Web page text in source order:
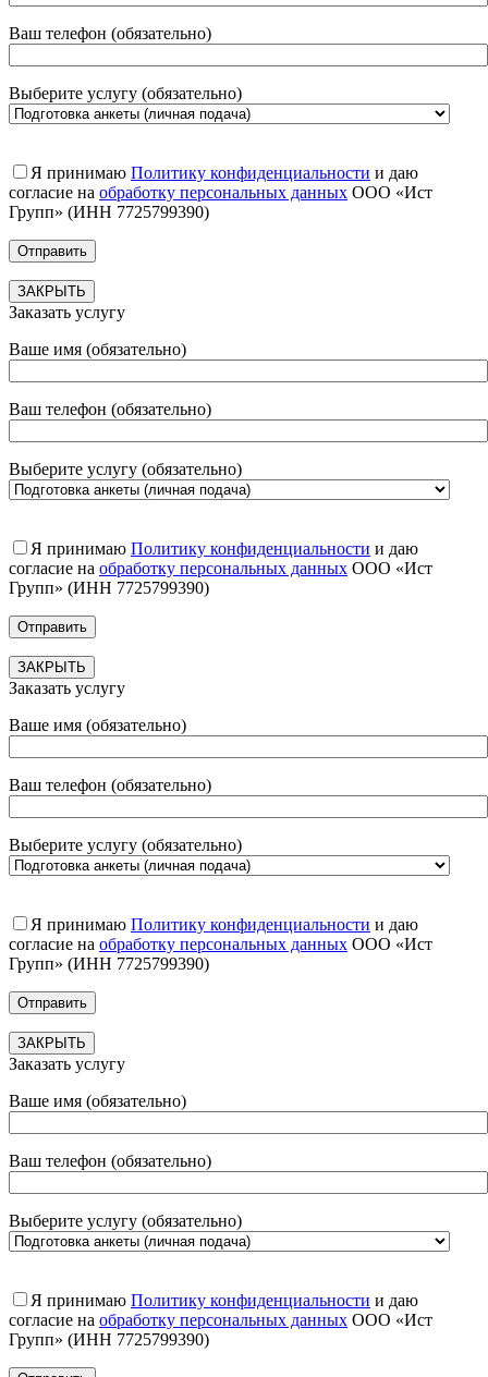
Ваш телефон (обязательно)
Выберите услугу (обязательно)
Я принимаю Политику конфиденциальности и даю
согласие на обработку персональных данных ООО «Ист
Групп» (ИНН 7725799390)
ЗАКРЫТЬ
Заказать услугу
Ваше имя (обязательно)
Ваш телефон (обязательно)
Выберите услугу (обязательно)
Я принимаю Политику конфиденциальности и даю
согласие на обработку персональных данных ООО «Ист
Групп» (ИНН 7725799390)
ЗАКРЫТЬ
Заказать услугу
Ваше имя (обязательно)
Ваш телефон (обязательно)
Выберите услугу (обязательно)
Я принимаю Политику конфиденциальности и даю
согласие на обработку персональных данных ООО «Ист
Групп» (ИНН 7725799390)
ЗАКРЫТЬ
Заказать услугу
Ваше имя (обязательно)
Ваш телефон (обязательно)
Выберите услугу (обязательно)
Я принимаю Политику конфиденциальности и даю
согласие на обработку персональных данных ООО «Ист
Групп» (ИНН 7725799390)